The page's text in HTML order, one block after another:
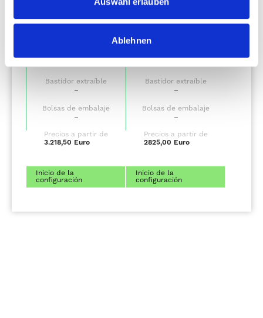
Ablehnen
con sumidero de
con sumidero de
Bastidor extraíble
–
Bastidor extraíble
–
Bolsas de embalaje
–
Bolsas de embalaje
–
Precios a partir de
3.218,50 Euro
Inicio de la
configuración
Precios a partir de
2825,00 Euro
Inicio de la
configuración